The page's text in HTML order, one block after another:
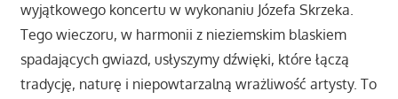
wyjątkowego koncertu w wykonaniu Józefa Skrzeka.
Tego wieczoru, w harmonii z nieziemskim blaskiem
spadających gwiazd, usłyszymy dźwięki, które łączą
tradycję, naturę i niepowtarzalną wrażliwość artysty. To